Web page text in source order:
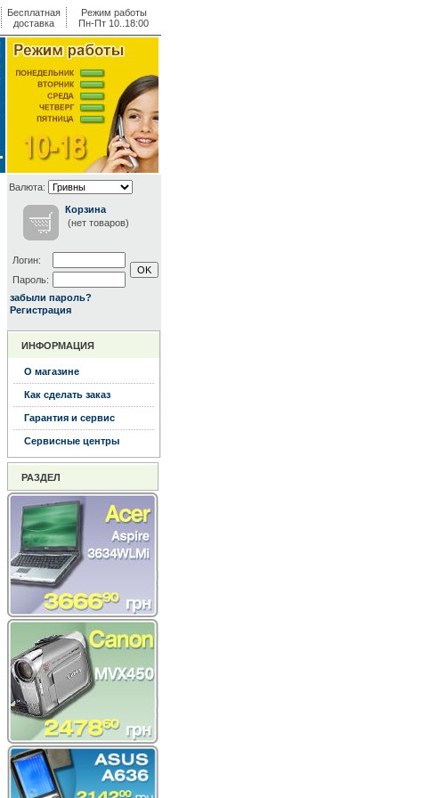
Бесплатная
доставка
Режим работы
Пн-Пт 10..18:00
Валюта:
Корзина
(нет товаров)
Логин:
Пароль:
забыли пароль?
Регистрация
ИНФОРМАЦИЯ
О магазине
Как сделать заказ
Гарантия и сервис
Сервисные центры
РАЗДЕЛ